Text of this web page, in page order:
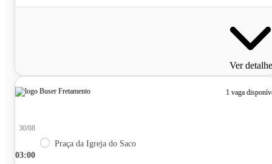
Ver
1 vaga
03:00
30/08
Praça da Igreja do Saco